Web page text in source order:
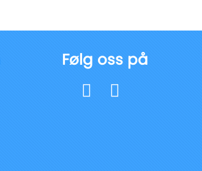
Følg oss på